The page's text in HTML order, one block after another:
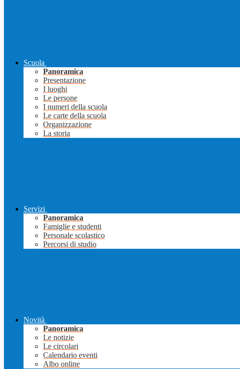
Scuola
Panoramica
Presentazione
I luoghi
Le persone
I numeri della scuola
Le carte della scuola
Organizzazione
La storia
Servizi
Panoramica
Famiglie e studenti
Personale scolastico
Percorsi di studio
Novità
Panoramica
Le notizie
Le circolari
Calendario eventi
Albo online